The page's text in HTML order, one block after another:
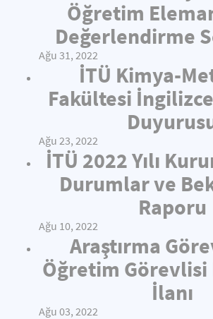
Öğretim
Değerlendirme
Ağu 31, 2022
İTÜ Kimya-
Fakültesi
Ağu 23, 2022
İTÜ 2022 Yılı
Durumlar ve
Raporu
Ağu 10, 2022
Araştırma
Öğretim
İlanı
Ağu 03, 2022